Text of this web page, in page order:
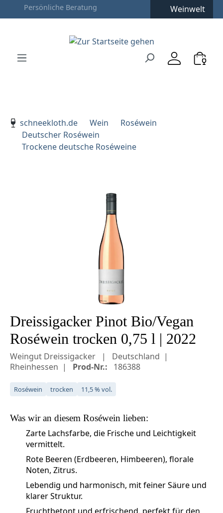
Zum Hauptinhalt springen
Zur Hauptnavigation springen
Weinwelt
schneekloth.de
Wein
Roséwein
Deutscher Roséwein
Trockene deutsche Roséweine
Bildergalerie überspringen
Dreissigacker Pinot Bio/Vegan
Roséwein trocken 0,75 l | 2022
Weingut Dreissigacker
Deutschland
Rheinhessen
Prod-Nr.: 186388
Roséwein trocken 11,5 % vol.
Was wir an diesem Roséwein lieben:
Zarte Lachsfarbe, die Frische und Leichtigkeit
vermittelt.
Rote Beeren (Erdbeeren, Himbeeren), florale
Noten, Zitrus.
Lebendig und harmonisch, mit feiner Säure und
klarer Struktur.